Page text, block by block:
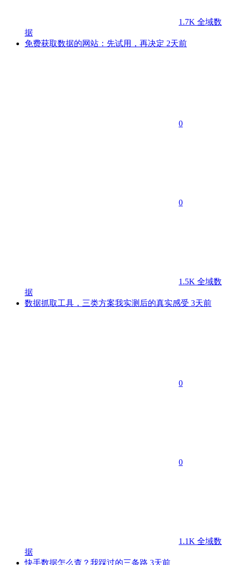
1.7K 全域数
据
免费获取数据的网站：先试用，再决定 2天前
0
0
1.5K 全域数
据
数据抓取工具，三类方案我实测后的真实感受 3天前
0
0
1.1K 全域数
据
快手数据怎么查？我踩过的三条路 3天前